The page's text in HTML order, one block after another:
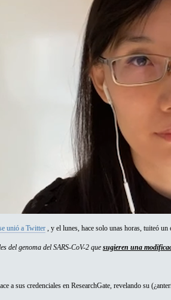
unió a Twitter, y el lunes, hace solo unas horas, tuiteó
del genoma del SARS-CoV-2 que sugieren una
a sus credenciales en ResearchGate, revelando su